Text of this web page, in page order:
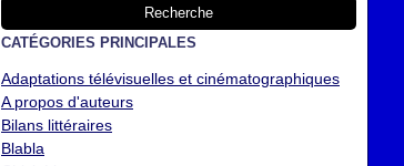
CATÉGORIES PRINCIPALES
Adaptations télévisuelles et cinématographiques
A propos d'auteurs
Bilans littéraires
Blabla